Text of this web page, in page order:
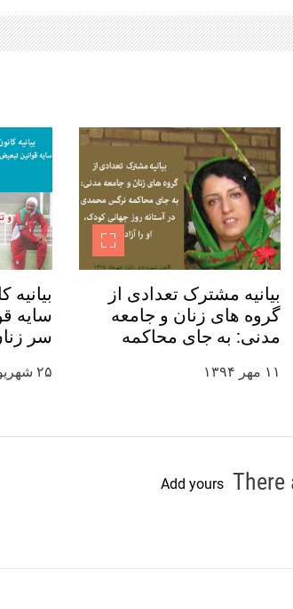
بیانیه مشترک تعدادی از
گروه های زنان و جامعه
مدنی: به جای محاکمه
روز جهانی کودک، او را آزاد
۱۱ مهر ۱۳۹۴
سایه
سر
۲۵ شهریور ۱۳۹۴
Add yours